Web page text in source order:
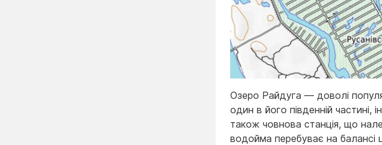
Озеро Райдуга — доволі
один в його південній
також човнова станція, що
водойма перебуває на балансі